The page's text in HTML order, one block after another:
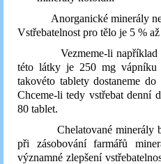
Anorganické minerály
Vstřebatelnost pro tělo je 5 %
Vezmeme-li například
této látky je 250 mg
takovéto tablety dostaneme
Chceme-li tedy vstřebat denní
80 tablet.
Chelatované minerály
při zásobování farmářů
významné zlepšení